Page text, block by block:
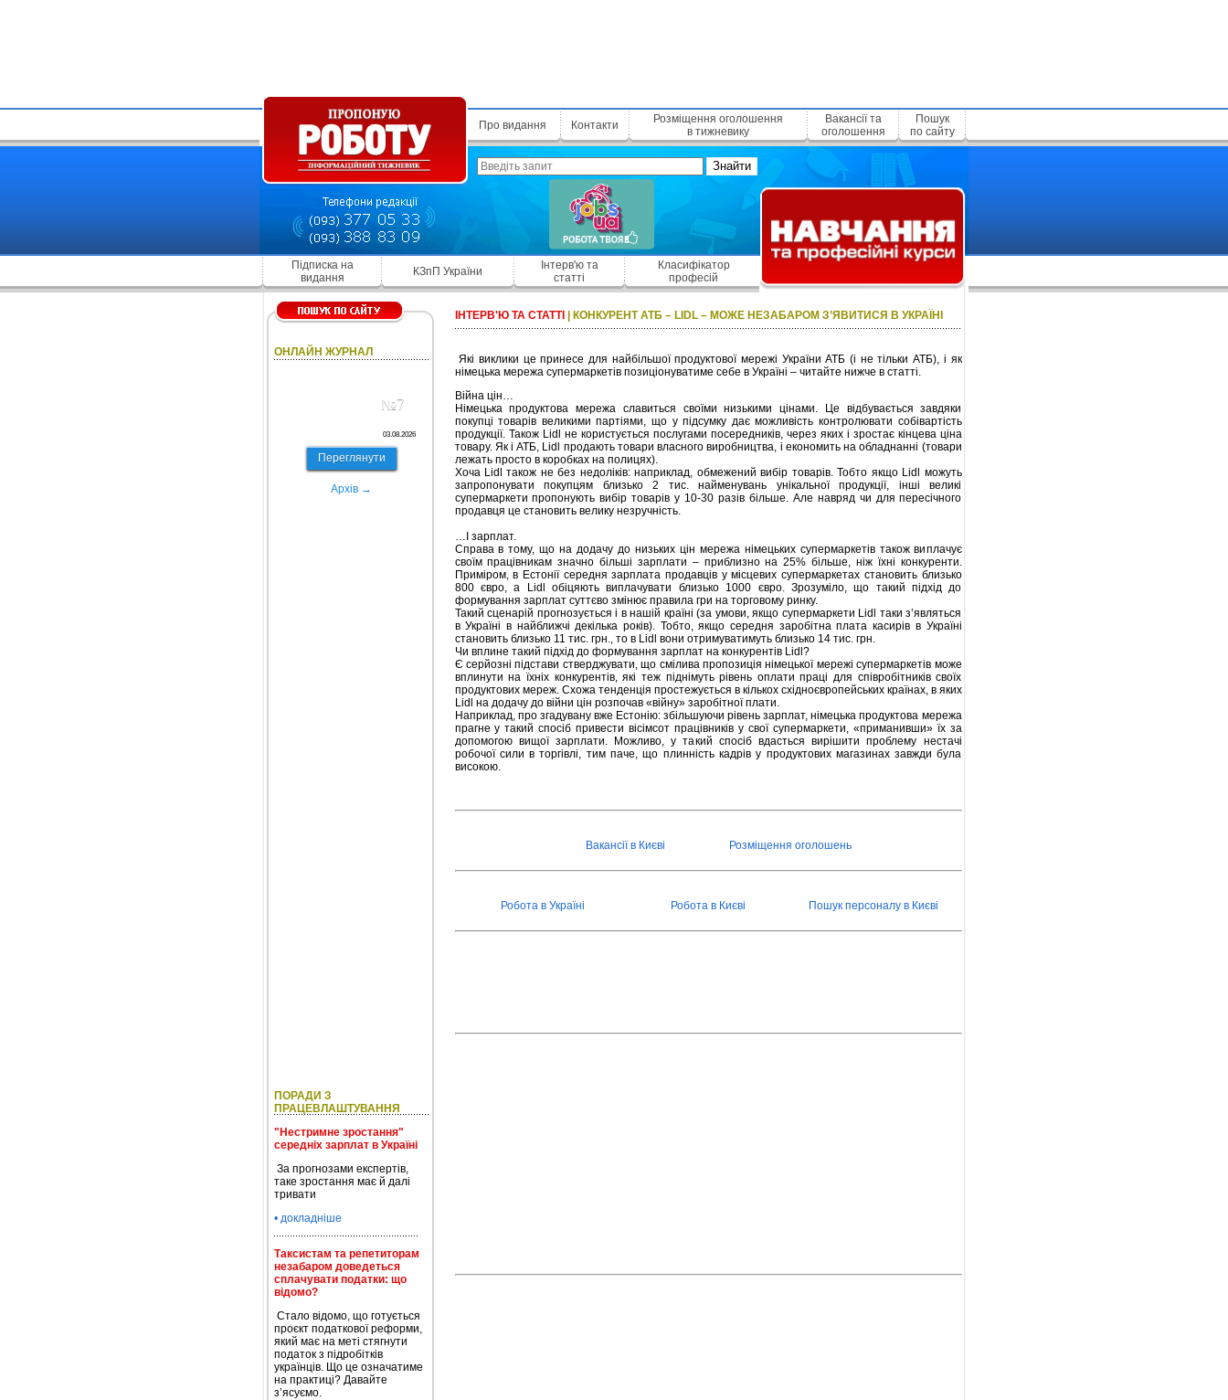
Знайти
Про видання Контакти
Розміщення оголошення
в тижневику
Вакансії та
оголошення
Пошук
по сайту
Підписка на
видання
КЗпП України
Інтерв'ю та
статті
Класифікатор
професій
ОНЛАЙН ЖУРНАЛ
№7
03.08.2026
Переглянути
Архів →
ПОРАДИ З
ПРАЦЕВЛАШТУВАННЯ
"Нестримне зростання"
середніх зарплат в Україні
За прогнозами експертів,
таке зростання має й далі
тривати
• докладніше
Таксистам та репетиторам
незабаром доведеться
сплачувати податки: що
відомо?
Стало відомо, що готується
проєкт податкової реформи,
який має на меті стягнути
податок з підробітків
українців. Що це означатиме
на практиці? Давайте
з’ясуємо.
ІНТЕРВ'Ю ТА СТАТТІ КОНКУРЕНТ АТБ – LIDL – МОЖЕ НЕЗАБАРОМ З’ЯВИТИСЯ В УКРАЇНІ
Які виклики це принесе для найбільшої продуктової мережі України АТБ (і не тільки АТБ), і як
німецька мережа супермаркетів позиціонуватиме себе в Україні – читайте нижче в статті.
Війна цін…
Німецька продуктова мережа славиться своїми низькими цінами. Це відбувається завдяки
покупці товарів великими партіями, що у підсумку дає можливість контролювати собівартість
продукції. Також Lidl не користується послугами посередників, через яких і зростає кінцева ціна
товару. Як і АТБ, Lidl продають товари власного виробництва, і економить на обладнанні (товари
лежать просто в коробках на полицях).
Хоча Lidl також не без недоліків: наприклад, обмежений вибір товарів. Тобто якщо Lidl можуть
запропонувати покупцям близько 2 тис. найменувань унікальної продукції, інші великі
супермаркети пропонують вибір товарів у 10-30 разів більше. Але навряд чи для пересічного
продавця це становить велику незручність.
…І зарплат.
Справа в тому, що на додачу до низьких цін мережа німецьких супермаркетів також виплачує
своїм працівникам значно більші зарплати – приблизно на 25% більше, ніж їхні конкуренти.
Приміром, в Естонії середня зарплата продавців у місцевих супермаркетах становить близько
800 євро, а Lidl обіцяють виплачувати близько 1000 євро. Зрозуміло, що такий підхід до
формування зарплат суттєво змінює правила гри на торговому ринку.
Такий сценарій прогнозується і в нашій країні (за умови, якщо супермаркети Lidl таки з’являться
в Україні в найближчі декілька років). Тобто, якщо середня заробітна плата касирів в Україні
становить близько 11 тис. грн., то в Lidl вони отримуватимуть близько 14 тис. грн.
Чи вплине такий підхід до формування зарплат на конкурентів Lidl?
Є серйозні підстави стверджувати, що смілива пропозиція німецької мережі супермаркетів може
вплинути на їхніх конкурентів, які теж піднімуть рівень оплати праці для співробітників своїх
продуктових мереж. Схожа тенденція простежується в кількох східноєвропейських країнах, в яких
Lidl на додачу до війни цін розпочав «війну» заробітної плати.
Наприклад, про згадувану вже Естонію: збільшуючи рівень зарплат, німецька продуктова мережа
прагне у такий спосіб привести вісімсот працівників у свої супермаркети, «приманивши» їх за
допомогою вищої зарплати. Можливо, у такий спосіб вдасться вирішити проблему нестачі
робочої сили в торгівлі, тим паче, що плинність кадрів у продуктових магазинах завжди була
високою.
Вакансії в Києві Розміщення оголошень
Робота в Україні Робота в Києві Пошук персоналу в Києві